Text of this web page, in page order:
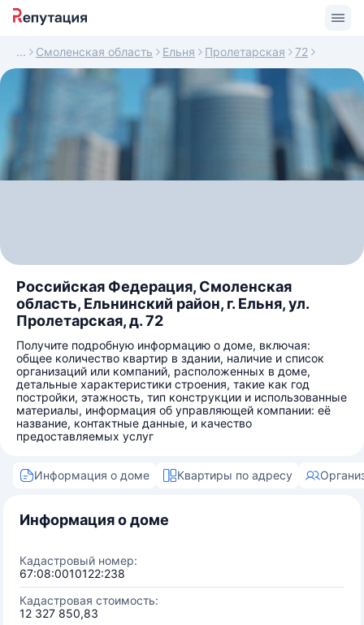
Смоленская область Ельня Пролетарская 72
Российская Федерация, Смоленская
область, Ельнинский район, г. Ельня, ул.
Пролетарская, д. 72
Получите подробную информацию о доме, включая:
общее количество квартир в здании, наличие и список
организаций или компаний, расположенных в доме,
детальные характеристики строения, такие как год
постройки, этажность, тип конструкции и использованные
материалы, информация об управляющей компании: её
название, контактные данные, и качество
предоставляемых услуг
Информация о доме Квартиры по адресу
Информация о доме
Кадастровый номер:
67:08:0010122:238
Кадастровая стоимость:
12 327 850,83